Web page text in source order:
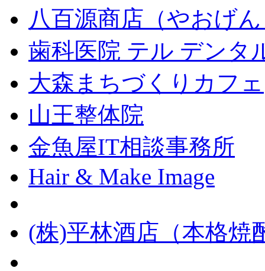
八百源商店（やおげ
歯科医院 テル デンタ
大森まちづくりカフェ
山王整体院
金魚屋IT相談事務所
Hair & Make Image
(株)平林酒店（本格焼